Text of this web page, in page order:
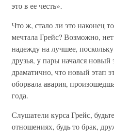
это в ее честь».
Что ж, стало ли это наконец
мечтала Грейс? Возможно,
надежду на лучшее,
друзья, у пары начался
драматично, что новый этап
оборвала авария,
года.
Слушатели курса Грейс,
отношениях, будь то брак,